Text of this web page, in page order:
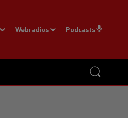
Webradios Podcasts